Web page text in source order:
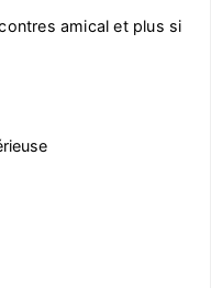
amical et plus si